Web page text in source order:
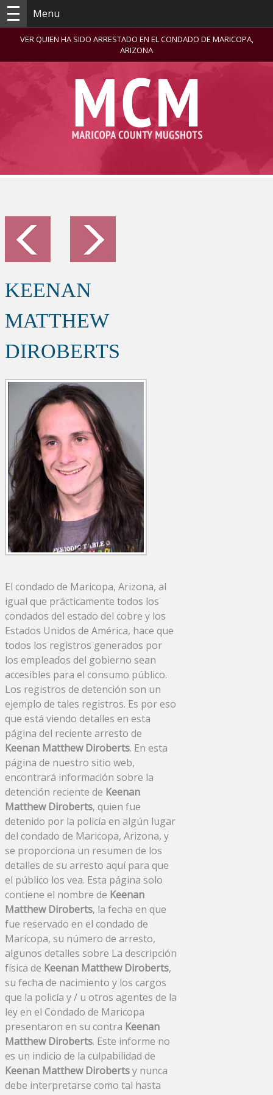
Menu
VER QUIEN HA SIDO ARRESTADO EN EL CONDADO DE MARICOPA,
ARIZONA
KEENAN
MATTHEW
DIROBERTS
El condado de Maricopa, Arizona, al
igual que prácticamente todos los
condados del estado del cobre y los
Estados Unidos de América, hace que
todos los registros generados por
los empleados del gobierno sean
accesibles para el consumo público.
Los registros de detención son un
ejemplo de tales registros. Es por eso
que está viendo detalles en esta
página del reciente arresto de
Keenan Matthew Diroberts. En esta
página de nuestro sitio web,
encontrará información sobre la
detención reciente de Keenan
Matthew Diroberts, quien fue
detenido por la policía en algún lugar
del condado de Maricopa, Arizona, y
se proporciona un resumen de los
detalles de su arresto aquí para que
el público los vea. Esta página solo
contiene el nombre de Keenan
Matthew Diroberts, la fecha en que
fue reservado en el condado de
Maricopa, su número de arresto,
algunos detalles sobre La descripción
física de Keenan Matthew Diroberts,
su fecha de nacimiento y los cargos
que la policía y / u otros agentes de la
ley en el Condado de Maricopa
presentaron en su contra Keenan
Matthew Diroberts. Este informe no
es un indicio de la culpabilidad de
Keenan Matthew Dirobertsy nunca
debe interpretarse como tal hasta